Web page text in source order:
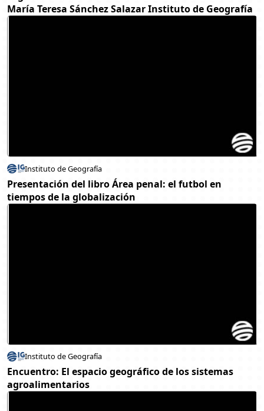
María Teresa Sánchez Salazar Instituto de Geografía
Instituto de Geografía
Presentación del libro Área penal: el futbol en
tiempos de la globalización
Instituto de Geografía
Encuentro: El espacio geográfico de los sistemas
agroalimentarios